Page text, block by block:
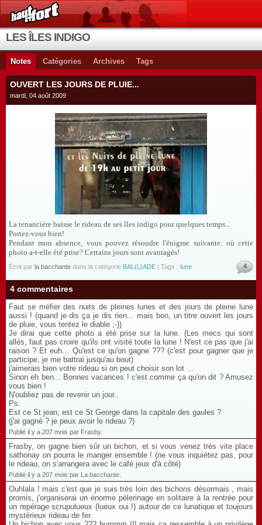
LES ÎLES INDIGO
Notes Catégories Archives Tags
OUVERT LES JOURS DE PLUIE...
mardi, 04 août 2009
La tenancière baisse le rideau de ses îles indigo pour quelques temps...
Portez-vous bien!
Pendant mon absence, vous pouvez résoudre l'énigme suivante: où cette
photo a-t-elle été prise? Certains jours sont avantagés!
Écrit par la bacchante dans la catégorie BAL(L)ADE | Tags : lune 4
4 commentaires
Faut se méfier des nuits de pleines lunes et des jours de pleine lune
aussi ! (quand je dis ça je dis rien... mais bon, un titre ouvert les jours
de pluie, vous tentez le diable ;-))
Je dirai que cette photo a été prise sur la lune. (Les mecs qui sont
allés, faut pas croire qu'ils ont visité toute la lune ! N'est ce pas que j'ai
raison ? Et euh... Qu'est ce qu'on gagne ??? (c'est pour gagner que je
participe, je me battrai jusqu'au bout)
j'aimerais bien votre rideau si on peut choisir son lot ...
Sinon eh ben... Bonnes vacances ! c'est comme ça qu'on dit ? Amusez
vous bien !
N'oubliez pas de revenir un jour..
Ps:
Est ce St jean, est ce St George dans la capitale des gaules ?
(j'ai gagné ? je peux avoir le rideau ?)
Publié il y a 207 mois par Frasby.
Frasby, on gagne bien sûr un bichon, et si vous venez très vite place
sathonay on pourra le manger ensemble ! (ne vous inquiétez pas, pour
le rideau, on s'arrangera avec le café jeux d'à côté)
Publié il y a 207 mois par La bacchante.
Ouhlala ! mais c'est que je suis très loin des bichons désormais , mais
promis, j'organiserai un énorme pélerinage en solitaire à la rentrée pour
un repérage scrupulueux (lueux oui !) autour de ce lunatique et toujours
mystérieux rideau de fer.